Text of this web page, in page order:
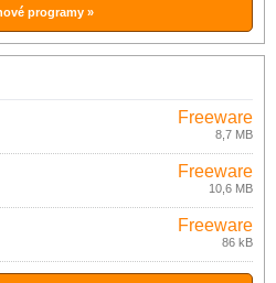
programy »
Freeware
8,7 MB
Freeware
10,6 MB
Freeware
86 kB